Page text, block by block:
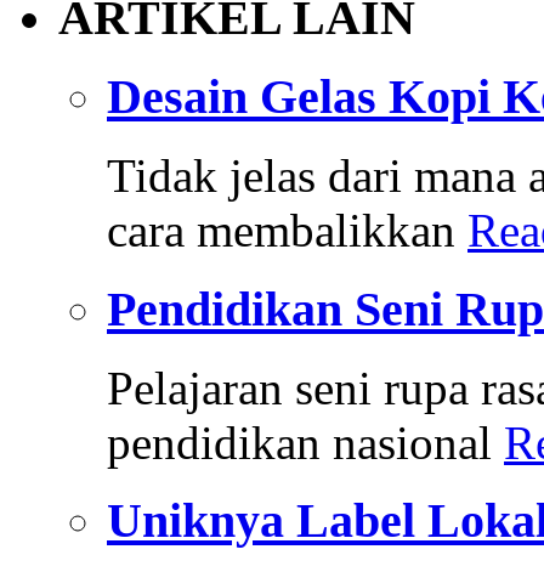
ARTIKEL LAIN
Desain Gelas Kopi
Tidak jelas dari mana
cara membalikkan
Pendidikan Seni
Pelajaran seni rupa
pendidikan nasional
Uniknya Label